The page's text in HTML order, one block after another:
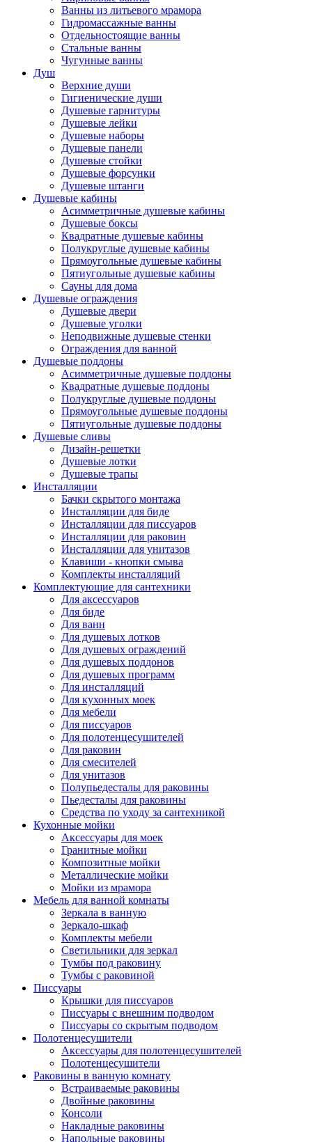
Ванны из литьевого мрамора
Гидромассажные ванны
Отдельностоящие ванны
Стальные ванны
Чугунные ванны
Душ
Верхние души
Гигиенические души
Душевые гарнитуры
Душевые лейки
Душевые наборы
Душевые панели
Душевые стойки
Душевые форсунки
Душевые штанги
Душевые кабины
Асимметричные душевые кабины
Душевые боксы
Квадратные душевые кабины
Полукруглые душевые кабины
Прямоугольные душевые кабины
Пятиугольные душевые кабины
Сауны для дома
Душевые ограждения
Душевые двери
Душевые уголки
Неподвижные душевые стенки
Ограждения для ванной
Душевые поддоны
Асимметричные душевые поддоны
Квадратные душевые поддоны
Полукруглые душевые поддоны
Прямоугольные душевые поддоны
Пятиугольные душевые поддоны
Душевые сливы
Дизайн-решетки
Душевые лотки
Душевые трапы
Инсталляции
Бачки скрытого монтажа
Инсталляции для биде
Инсталляции для писсуаров
Инсталляции для раковин
Инсталляции для унитазов
Клавиши - кнопки смыва
Комплекты инсталляций
Комплектующие для сантехники
Для аксессуаров
Для биде
Для ванн
Для душевых лотков
Для душевых ограждений
Для душевых поддонов
Для душевых программ
Для инсталляций
Для кухонных моек
Для мебели
Для писсуаров
Для полотенцесушителей
Для раковин
Для смесителей
Для унитазов
Полупьедесталы для раковины
Пьедесталы для раковины
Средства по уходу за сантехникой
Кухонные мойки
Аксессуары для моек
Гранитные мойки
Композитные мойки
Металлические мойки
Мойки из мрамора
Мебель для ванной комнаты
Зеркала в ванную
Зеркало-шкаф
Комплекты мебели
Светильники для зеркал
Тумбы под раковину
Тумбы с раковиной
Писсуары
Крышки для писсуаров
Писсуары с внешним подводом
Писсуары со скрытым подводом
Полотенцесушители
Аксессуары для полотенцесушителей
Полотенцесушители
Раковины в ванную комнату
Встраиваемые раковины
Двойные раковины
Консоли
Накладные раковины
Напольные раковины